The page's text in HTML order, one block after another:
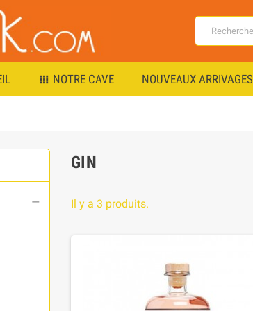
apps NOTRE CAVE NOUVEAUX ARRIVAGES
remove
GIN
Il y a 3 produits.